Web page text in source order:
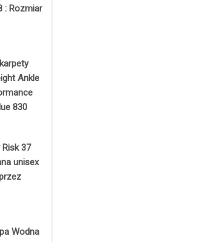
: Rozmiar
Ankle
830
Risk 37
unisex
Wodna